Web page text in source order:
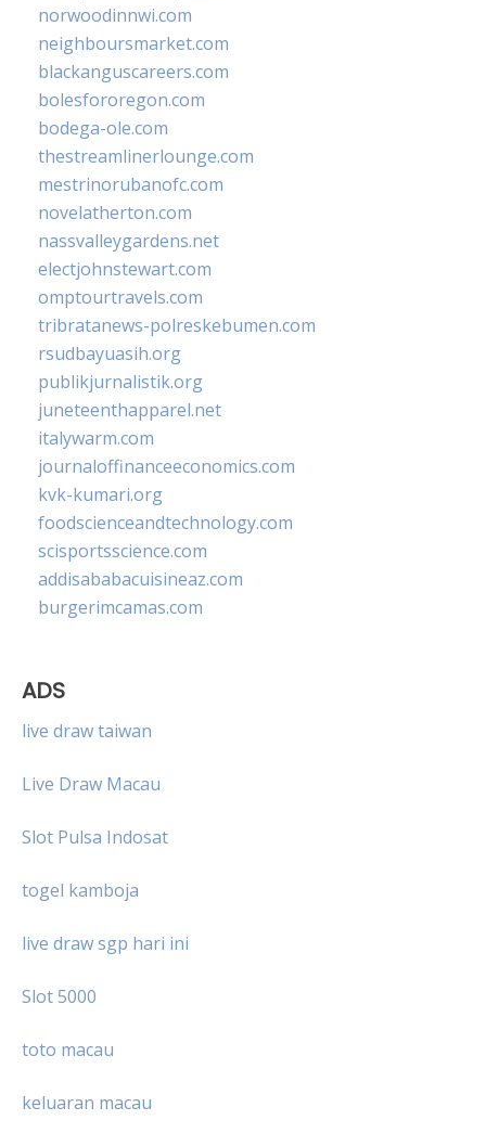
norwoodinnwi.com
neighboursmarket.com
blackanguscareers.com
bolesfororegon.com
bodega-ole.com
thestreamlinerlounge.com
mestrinorubanofc.com
novelatherton.com
nassvalleygardens.net
electjohnstewart.com
omptourtravels.com
tribratanews-polreskebumen.com
rsudbayuasih.org
publikjurnalistik.org
juneteenthapparel.net
italywarm.com
journaloffinanceeconomics.com
kvk-kumari.org
foodscienceandtechnology.com
scisportsscience.com
addisababacuisineaz.com
burgerimcamas.com
ADS
live draw taiwan
Live Draw Macau
Slot Pulsa Indosat
togel kamboja
live draw sgp hari ini
Slot 5000
toto macau
keluaran macau